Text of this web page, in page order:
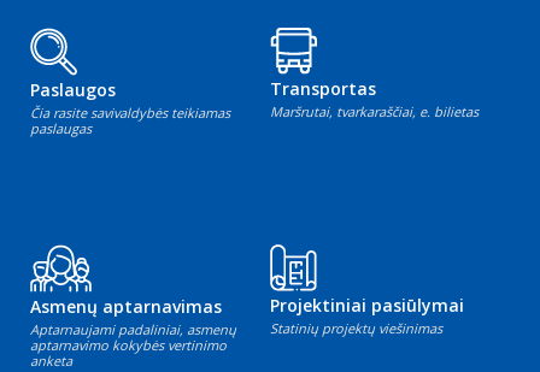
Paslaugos
Čia rasite savivaldybės teikiamas
paslaugas
Transportas
Maršrutai, tvarkaraščiai, e. bilietas
Asmenų aptarnavimas
Aptarnaujami padaliniai, asmenų
aptarnavimo kokybės vertinimo
anketa
Projektiniai pasiūlymai
Statinių projektų viešinimas